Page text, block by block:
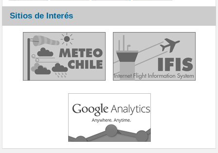
Sitios de Interés